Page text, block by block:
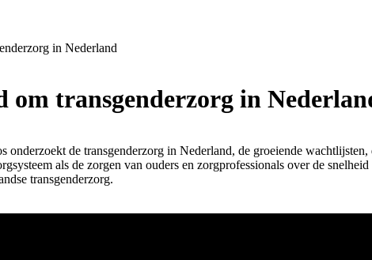
in Nederland
om transgenderzorg in
onderzoekt de transgenderzorg in Nederland, de groeiende
als de zorgen van ouders en zorgprofessionals over de
transgenderzorg.